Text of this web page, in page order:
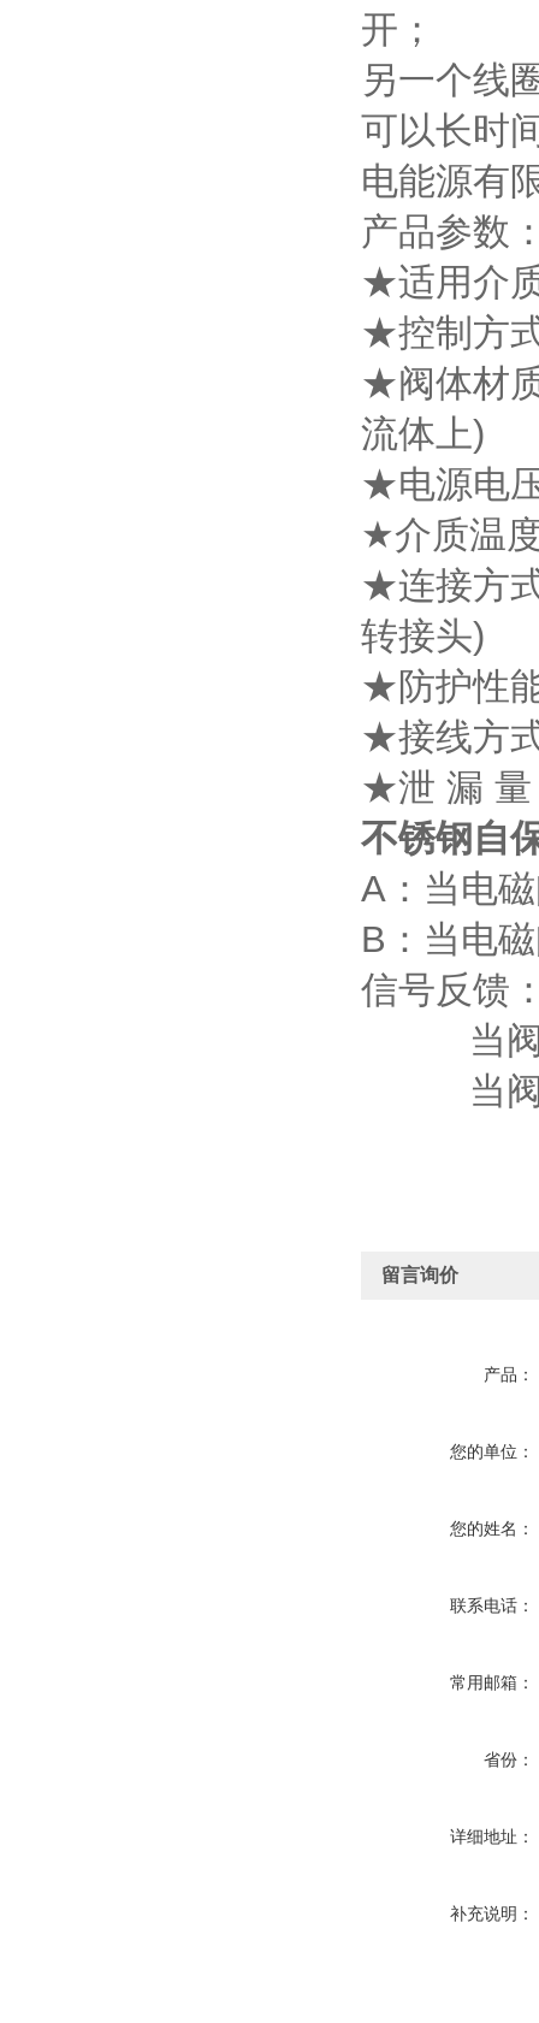
开；
另一个线
可以长时
电能源有
产品参数
★适用介
★控制方
★阀体材
流体上)
★电源电
★介质温
★连接方
转接头)
★防护性
★接线方
★泄 漏 量
不锈钢自
A：当电
B：当电
信号反馈
当阀打
当阀关
留言询价
产品：
您的单位：
您的姓名：
联系电话：
常用邮箱：
省份：
详细地址：
补充说明：